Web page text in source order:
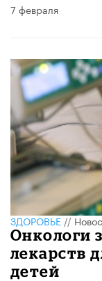
7 февраля
ЗДОРОВЬЕ//
Онкологи
лекарств
детей